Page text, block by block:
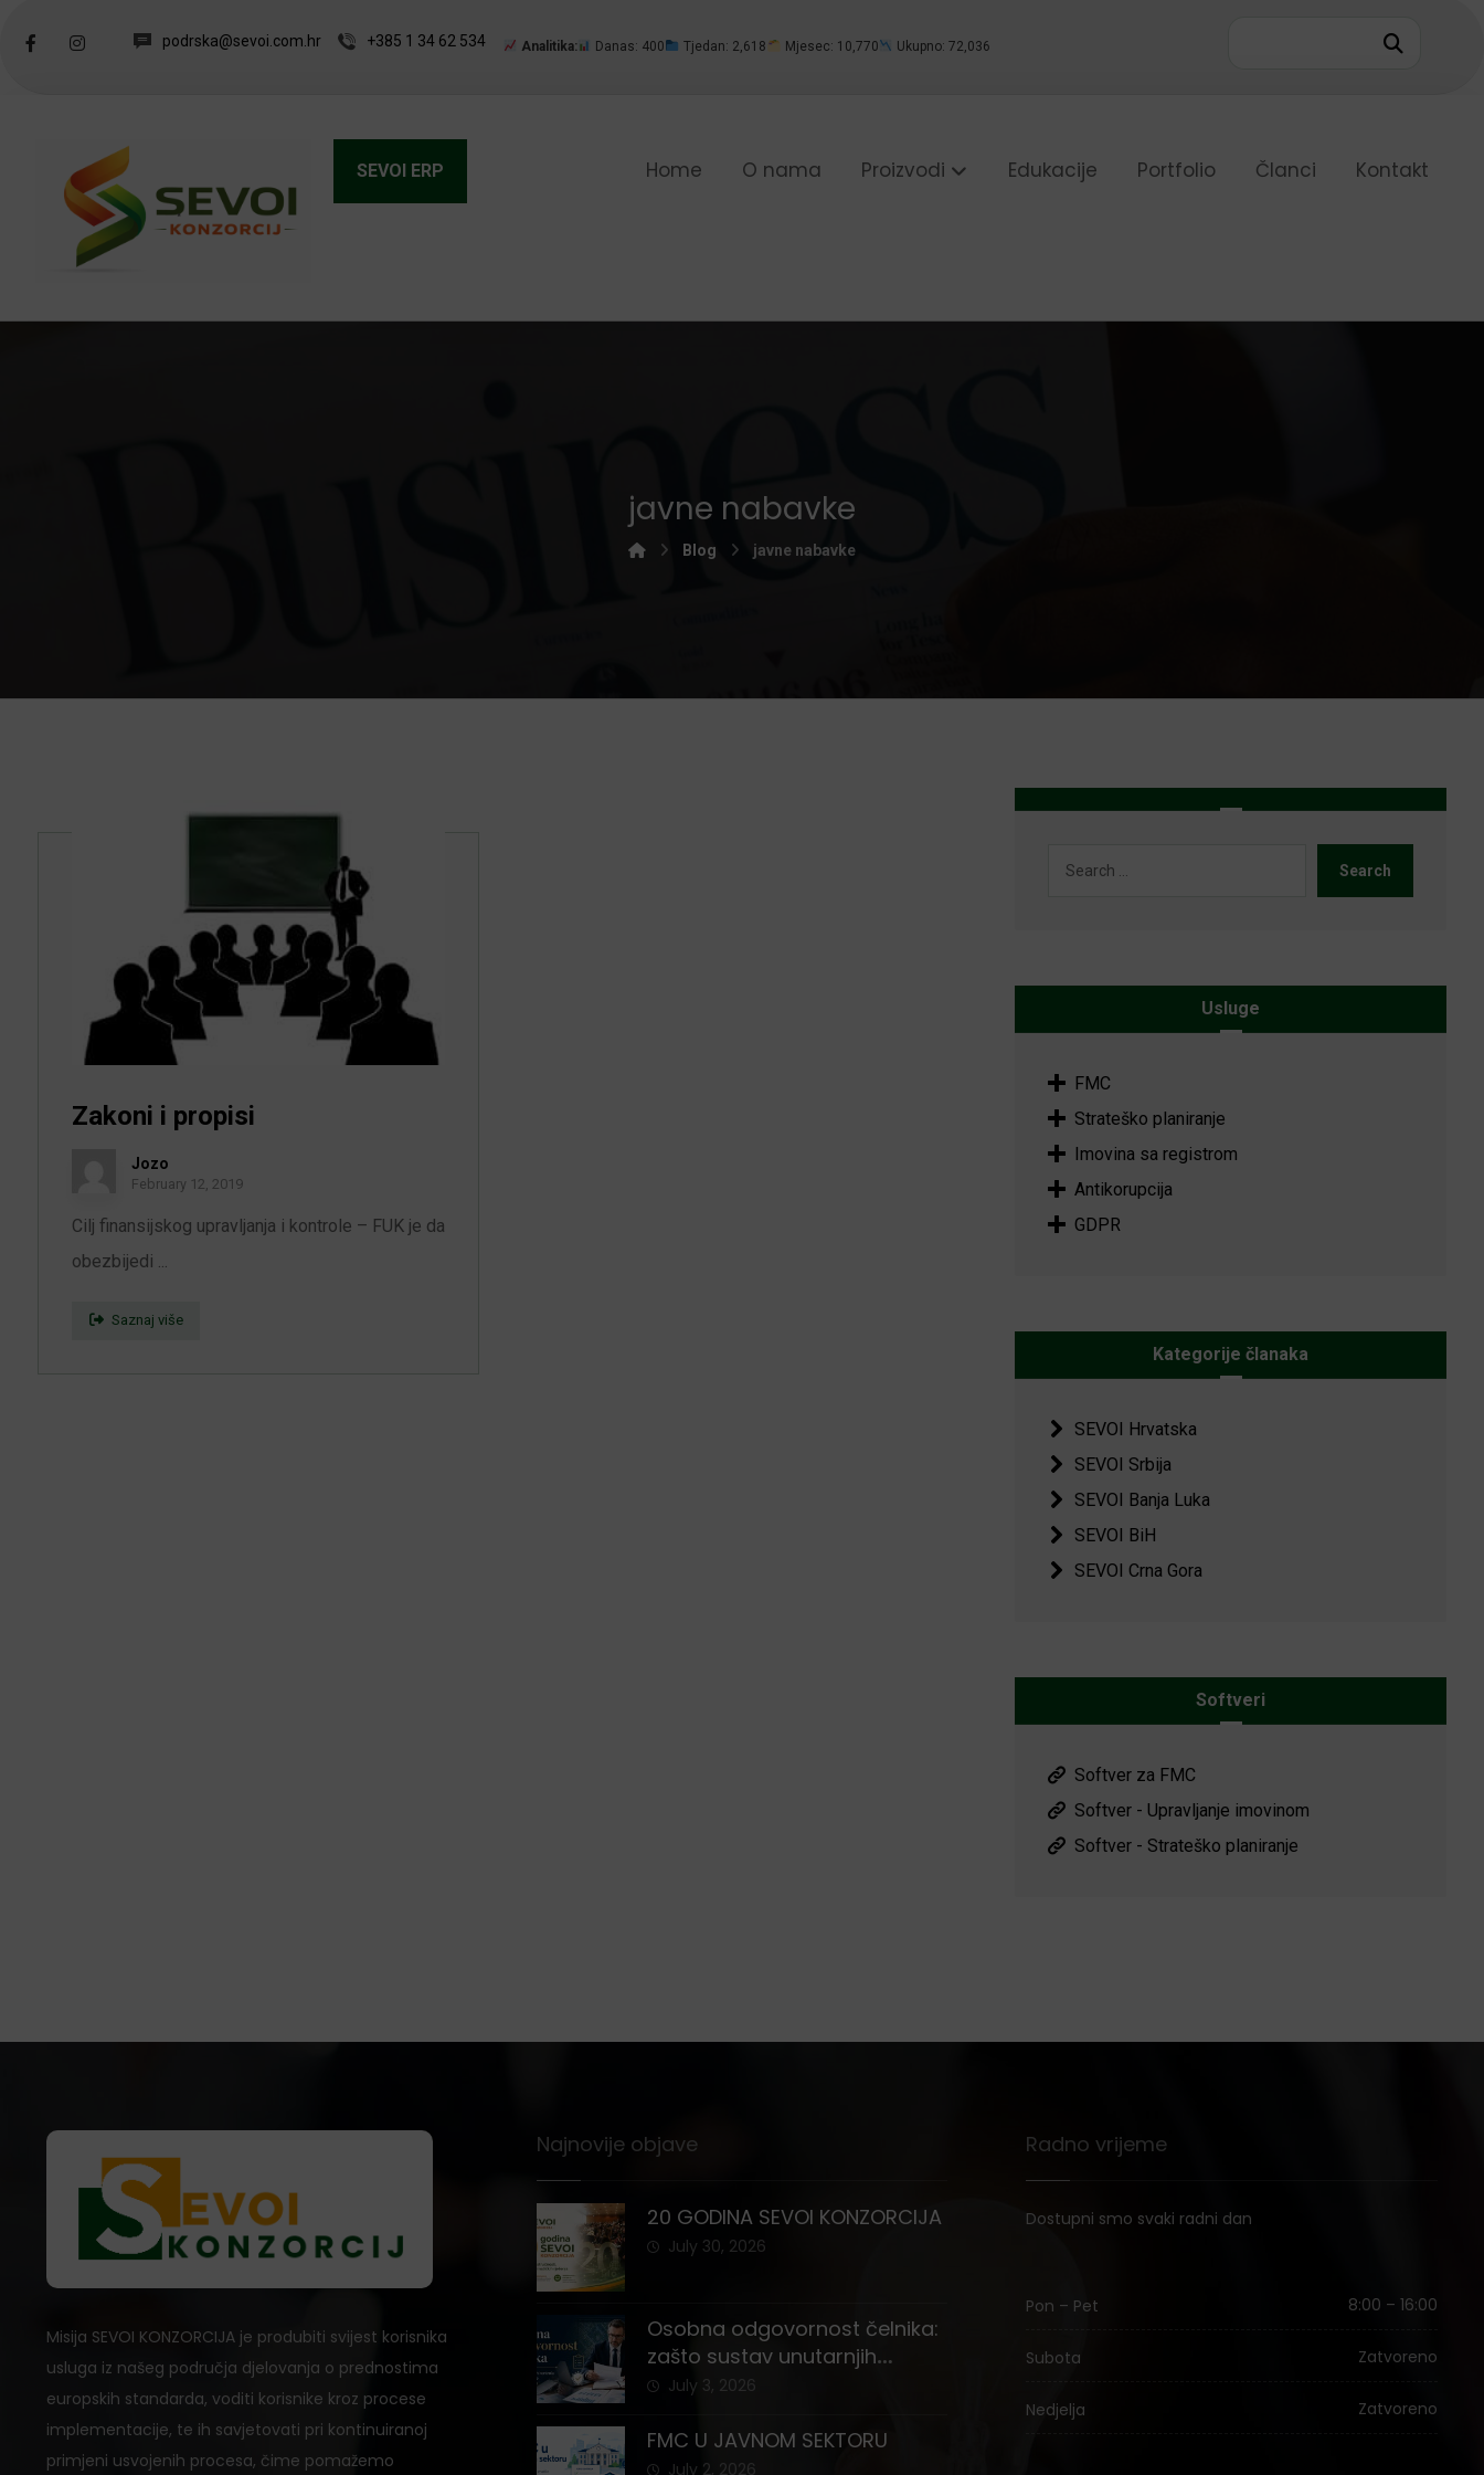
podrska@sevoi.com.hr +385 1 34 62 534 Analitika: Danas: 400 Tjedan: 2,618 Mjesec: 10,770 Ukupno: 72,036
SEVOI ERP Home O nama Proizvodi Edukacije Portfolio Članci Kontakt
javne nabavke
Blog javne nabavke
Zakoni i propisi
Jozo
February 12, 2019
Cilj finansijskog upravljanja i kontrole – FUK je da
obezbijedi ...
Saznaj više
Search
Usluge
FMC
Strateško planiranje
Imovina sa registrom
Antikorupcija
GDPR
Kategorije članaka
SEVOI Hrvatska
SEVOI Srbija
SEVOI Banja Luka
SEVOI BiH
SEVOI Crna Gora
Softveri
Softver za FMC
Softver - Upravljanje imovinom
Softver - Strateško planiranje
Misija SEVOI KONZORCIJA je produbiti svijest korisnika
usluga iz našeg područja djelovanja o prednostima
europskih standarda, voditi korisnike kroz procese
implementacije, te ih savjetovati pri kontinuiranoj
primjeni usvojenih procesa, čime pomažemo
Najnovije objave
20 GODINA SEVOI KONZORCIJA
July 30, 2026
Osobna odgovornost čelnika:
zašto sustav unutarnjih
kontrola i registar imovine
July 3, 2026
FMC U JAVNOM SEKTORU
July 2, 2026
Radno vrijeme
Dostupni smo svaki radni dan
Pon – Pet 8:00 – 16:00
Subota Zatvoreno
Nedjelja Zatvoreno